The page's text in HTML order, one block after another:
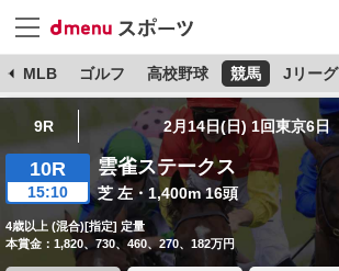
MLB ゴルフ 高校野球 競馬 Jリーグ
9R 2月14日(日) 1回東京6日
10R
15:10
雲雀ステークス
芝 左・1,400m 16頭
4歳以上 (混合)[指定] 定量
本賞金：1,820、730、460、270、182万円